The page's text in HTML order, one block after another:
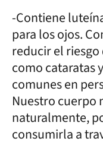
-Contiene
para los ojos.
reducir el
como cataratas
comunes en
Nuestro cuerpo
naturalmente,
consumirla a